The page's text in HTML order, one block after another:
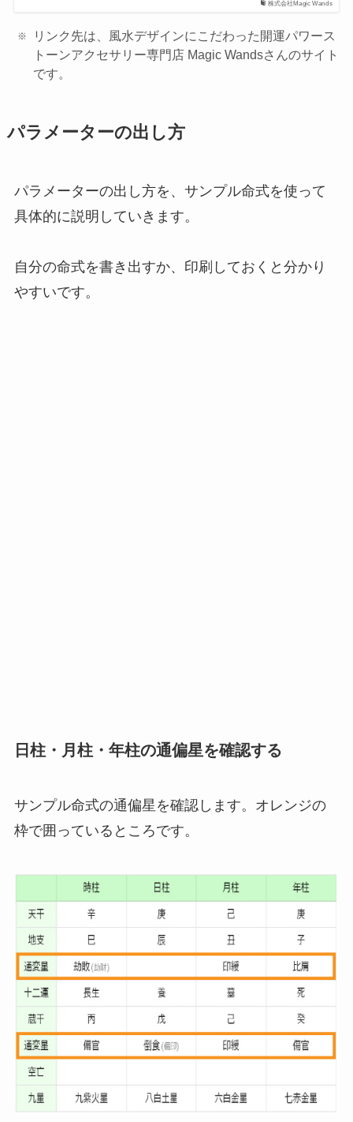
株式会社Magic Wands
リンク先は、風水デザインにこだわった開運パワース
トーンアクセサリー専門店 Magic Wandsさんのサイト
です。
パラメーターの出し方
パラメーターの出し方を、サンプル命式を使って
具体的に説明していきます。
自分の命式を書き出すか、印刷しておくと分かり
やすいです。
日柱・月柱・年柱の通偏星を確認する
サンプル命式の通偏星を確認します。オレンジの
枠で囲っているところです。